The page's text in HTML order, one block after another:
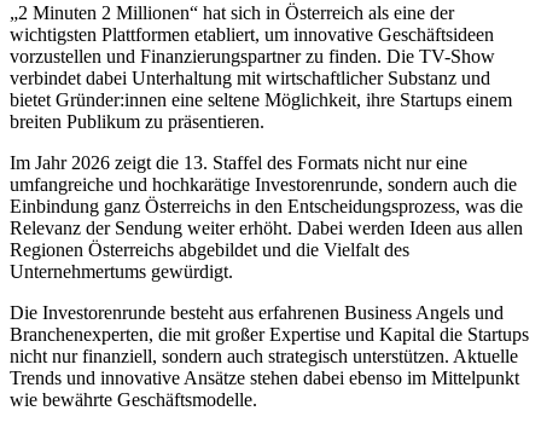
„2 Minuten 2 Millionen“ hat sich in Österreich als eine der
wichtigsten Plattformen etabliert, um innovative Geschäftsideen
vorzustellen und Finanzierungspartner zu finden. Die TV-Show
verbindet dabei Unterhaltung mit wirtschaftlicher Substanz und
bietet Gründer:innen eine seltene Möglichkeit, ihre Startups einem
breiten Publikum zu präsentieren.
Im Jahr 2026 zeigt die 13. Staffel des Formats nicht nur eine
umfangreiche und hochkarätige Investorenrunde, sondern auch die
Einbindung ganz Österreichs in den Entscheidungsprozess, was die
Relevanz der Sendung weiter erhöht. Dabei werden Ideen aus allen
Regionen Österreichs abgebildet und die Vielfalt des
Unternehmertums gewürdigt.
Die Investorenrunde besteht aus erfahrenen Business Angels und
Branchenexperten, die mit großer Expertise und Kapital die Startups
nicht nur finanziell, sondern auch strategisch unterstützen. Aktuelle
Trends und innovative Ansätze stehen dabei ebenso im Mittelpunkt
wie bewährte Geschäftsmodelle.